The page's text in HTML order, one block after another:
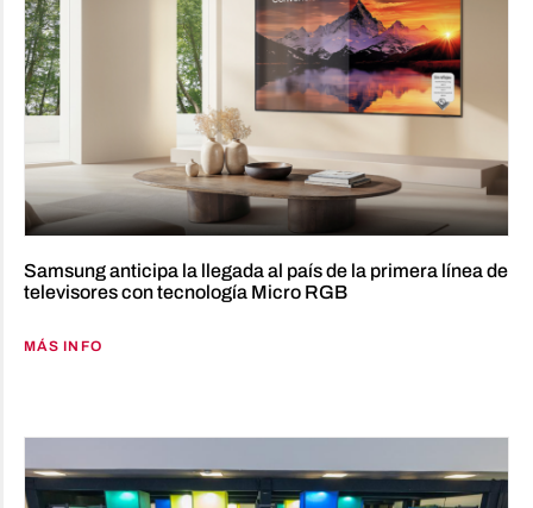
Samsung anticipa la llegada al país de la primera línea de
televisores con tecnología Micro RGB
MÁS INFO